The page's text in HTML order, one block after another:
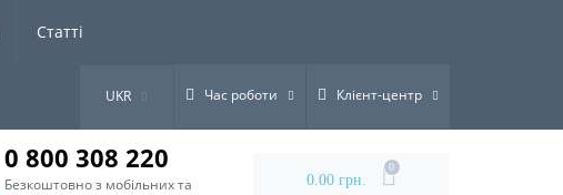
Статті
UKR Час роботи Клієнт-центр
0 800 308 220
Безкоштовно з мобільних та
0.00 грн.
0